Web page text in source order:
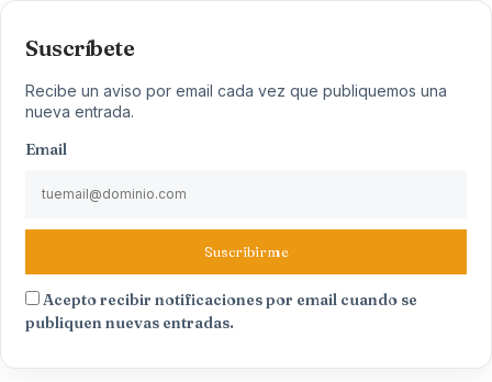
Suscríbete
Recibe un aviso por email cada vez que publiquemos una
nueva entrada.
Email
Suscribirme
Acepto recibir notificaciones por email cuando se
publiquen nuevas entradas.